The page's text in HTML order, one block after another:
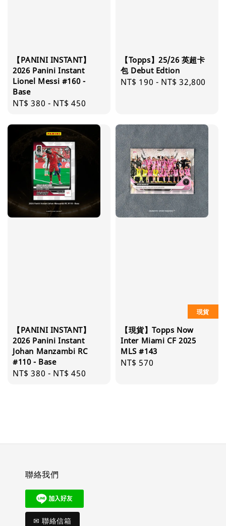
【PANINI INSTANT】
2026 Panini Instant
Lionel Messi #160 -
Base
Regular
NT$ 380 - NT$ 450
【Topps】25/26 英超卡
包 Debut Edtion
Regular
NT$ 190 - NT$ 32,800
【PANINI INSTANT】
2026 Panini Instant
Johan Manzambi RC
#110 - Base
Regular
NT$ 380 - NT$ 450
現貨
【現貨】Topps Now
Inter Miami CF 2025
MLS #143
Regular
NT$ 570
聯絡我們
✉ 聯絡信箱